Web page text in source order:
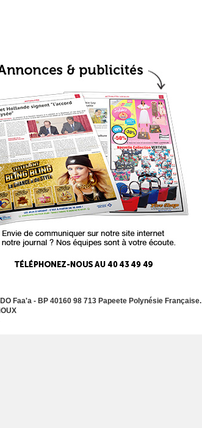
Faa'a - BP 40160 98 713 Papeete Polynésie Française.